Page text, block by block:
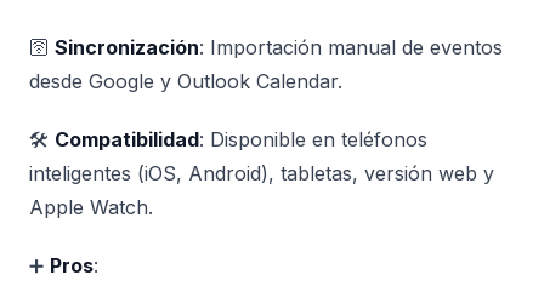
🛜 Sincronización: Importación manual de eventos
desde Google y Outlook Calendar.
🛠️ Compatibilidad: Disponible en teléfonos
inteligentes (iOS, Android), tabletas, versión web y
Apple Watch.
➕ Pros: